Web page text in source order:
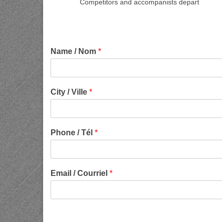
Competitors and accompanists depart
Name / Nom *
City / Ville *
Phone / Tél *
Email / Courriel *